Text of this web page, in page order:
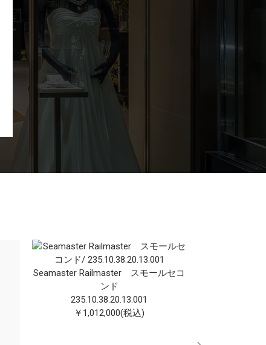
Seamaste r Railmaste r スモールセコ
ンド
235.10.38.20.13.00 1
￥1,012,000(税込)